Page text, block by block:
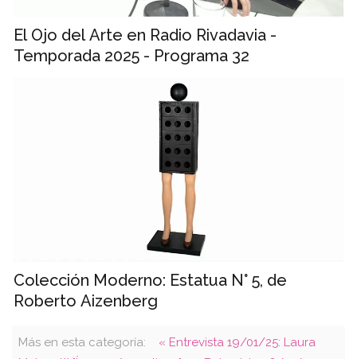
El Ojo del Arte en Radio Rivadavia -
Temporada 2025 - Programa 32
Colección Moderno: Estatua N° 5, de
Roberto Aizenberg
Más en esta categoría:
« Entrevista 19/01/25: Laura